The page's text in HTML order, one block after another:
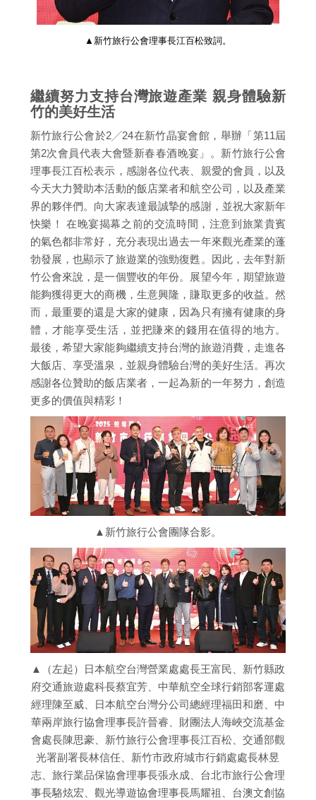
▲新竹旅行公會理事長江百松致詞。
繼續努力支持台灣旅遊產業 親身體驗新
竹的美好生活
新竹旅行公會於2╱24在新竹晶宴會館，舉辦「第11屆
第2次會員代表大會暨新春春酒晚宴」。新竹旅行公會
理事長江百松表示，感謝各位代表、親愛的會員，以及
今天大力贊助本活動的飯店業者和航空公司，以及產業
界的夥伴們。向大家表達最誠摯的感謝，並祝大家新年
快樂！ 在晚宴揭幕之前的交流時間，注意到旅業貴賓
的氣色都非常好，充分表現出過去一年來觀光產業的蓬
勃發展，也顯示了旅遊業的強勁復甦。因此，去年對新
竹公會來說，是一個豐收的年份。展望今年，期望旅遊
能夠獲得更大的商機，生意興隆，賺取更多的收益。然
而，最重要的還是大家的健康，因為只有擁有健康的身
體，才能享受生活，並把賺來的錢用在值得的地方。
最後，希望大家能夠繼續支持台灣的旅遊消費，走進各
大飯店、享受溫泉，並親身體驗台灣的美好生活。再次
感謝各位贊助的飯店業者，一起為新的一年努力，創造
更多的價值與精彩！
▲新竹旅行公會團隊合影。
▲（左起）日本航空台灣營業處處長王富民、新竹縣政
府交通旅遊處科長蔡宜芳、中華航空全球行銷部客運處
經理陳至威、日本航空台灣分公司總經理福田和磨、中
華兩岸旅行協會理事長許晉睿、財團法人海峽交流基金
會處長陳思豪、新竹旅行公會理事長江百松、交通部觀
光署副署長林信任、新竹市政府城市行銷處處長林昱
志、旅行業品保協會理事長張永成、台北市旅行公會理
事長駱炫宏、觀光導遊協會理事長馬耀祖、台澳文創協